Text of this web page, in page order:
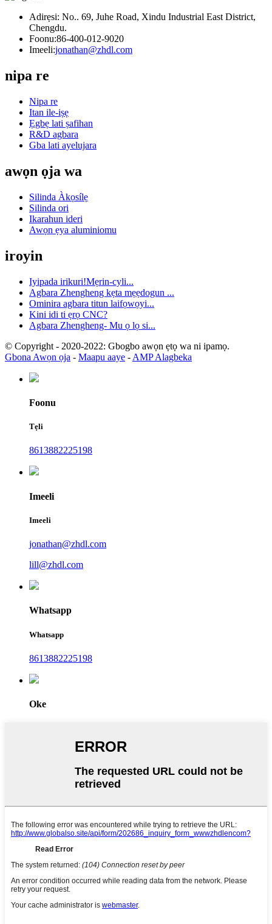
Adirẹsi: No.. 69, Juhe Road, Xindu Industrial East District,
Chengdu.
Foonu:86-400-012-9020
Imeeli:jonathan@zhdl.com
nipa re
Nipa re
Itan ile-iṣẹ
Ẹgbẹ lati ṣafihan
R&D agbara
Gba lati ayelujara
awọn ọja wa
Silinda Àkọsílẹ
Silinda ori
Ikarahun ideri
Awọn ẹya aluminiomu
iroyin
Iyipada irikuri!Mẹrin-cyli...
Agbara Zhengheng kẹta mẹẹdogun ...
Ominira agbara titun laifọwọyi...
Kini idi ti ẹrọ CNC?
Agbara Zhengheng- Mu ọ lọ si...
© Copyright - 2020-2022: Gbogbo awọn ẹtọ wa ni ipamọ.
Gbona Awọn ọja - Maapu aaye - AMP Alagbeka
Foonu
Tẹli
8613882225198
Imeeli
Imeeli
jonathan@zhdl.com
lill@zhdl.com
Whatsapp
Whatsapp
8613882225198
Oke